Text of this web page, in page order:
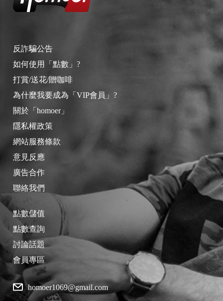
反詐騙公告
如何使用「點數」?
打賞/送花/贈咖啡
為什麼我要成為「VIP會員」?
關於「homoer」
隱私權政策
網站服務條款
意見反應
廣告合作
聯絡我們
點數儲值
點數查詢
討論話題
會員專區
homoer1069@gmail.com